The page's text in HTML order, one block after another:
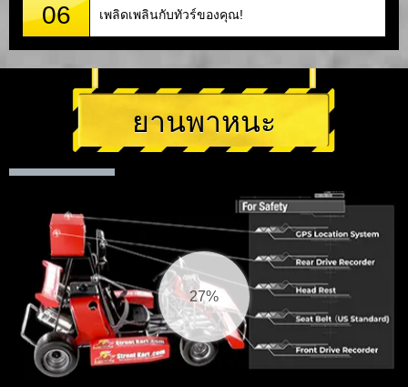
06 เพลิดเพลินกับทัวร์ของคุณ!
ยานพาหนะ
28%